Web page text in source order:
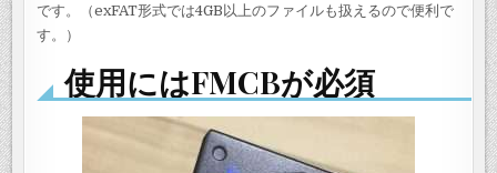
です。（exFAT形式では4GB以上のファイルも扱えるので便利で
す。）
使用にはFMCBが必須